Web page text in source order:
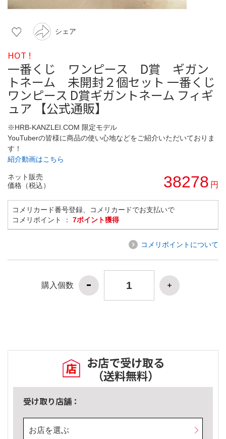
シェア
HOT !
一番くじ ワンピース D賞 ギガン
トネーム 未開封２個セット 一番くじ
ワンピース D賞ギガントネーム フィギ
ュア 【公式通販】
※HRB-KANZLEI.COM 限定モデル
YouTuberの皆様に商品の使い心地などをご紹介いただいておりま
す！
紹介動画はこちら
ネット販売
価格（税込）
38278 円
コメリカード番号登録、コメリカードでお支払いで
コメリポイント ： 7ポイント獲得
コメリポイントについて
購入個数
お店で受け取る
（送料無料）
受け取り店舗：
お店を選ぶ